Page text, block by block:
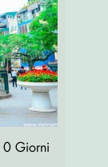
Giorni